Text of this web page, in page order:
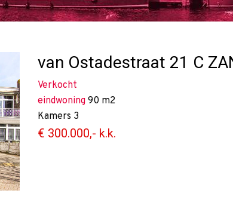
van Ostadestraat 21 C
Verkocht
eindwoning 90 m2
Kamers 3
€ 300.000,- k.k.